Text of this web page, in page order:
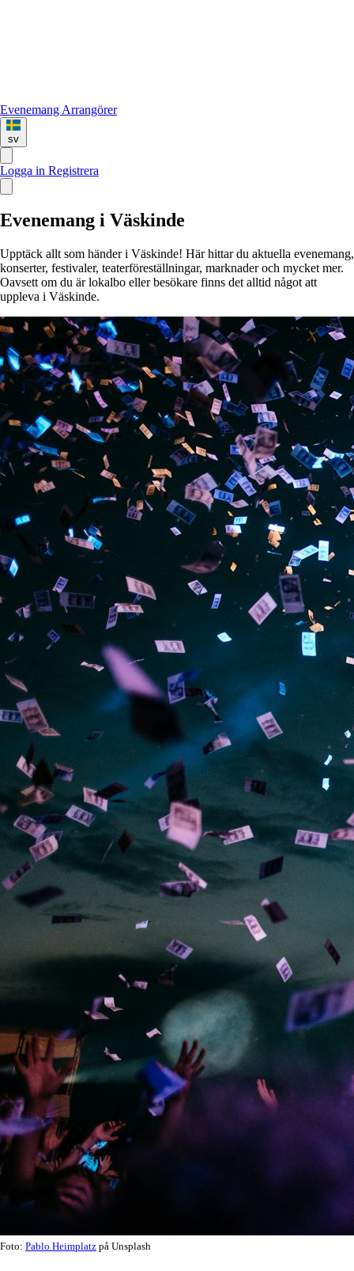
Evenemang Arrangörer
sv
Logga in Registrera
Evenemang i Väskinde
Upptäck allt som händer i Väskinde! Här hittar du aktuella evenemang,
konserter, festivaler, teaterföreställningar, marknader och mycket mer.
Oavsett om du är lokalbo eller besökare finns det alltid något att
uppleva i Väskinde.
Foto: Pablo Heimplatz på Unsplash